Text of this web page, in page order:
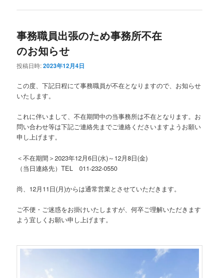
事務職員出張のため事務所不在
のお知らせ
投稿日時:2023年12月4日
この度、下記日程にて事務職員が不在となりますので、お知らせ
いたします。
これに伴いまして、不在期間中の当事務所は不在となります。お
問い合わせ等は下記ご連絡先までご連絡くださいますようお願い
申し上げます。
＜不在期間＞2023年12月6日(水)～12月8日(金)
（当日連絡先）TEL 011-232-0550
尚、12月11日(月)からは通常営業とさせていただきます。
ご不便・ご迷惑をお掛けいたしますが、何卒ご理解いただきます
よう宜しくお願い申し上げます。